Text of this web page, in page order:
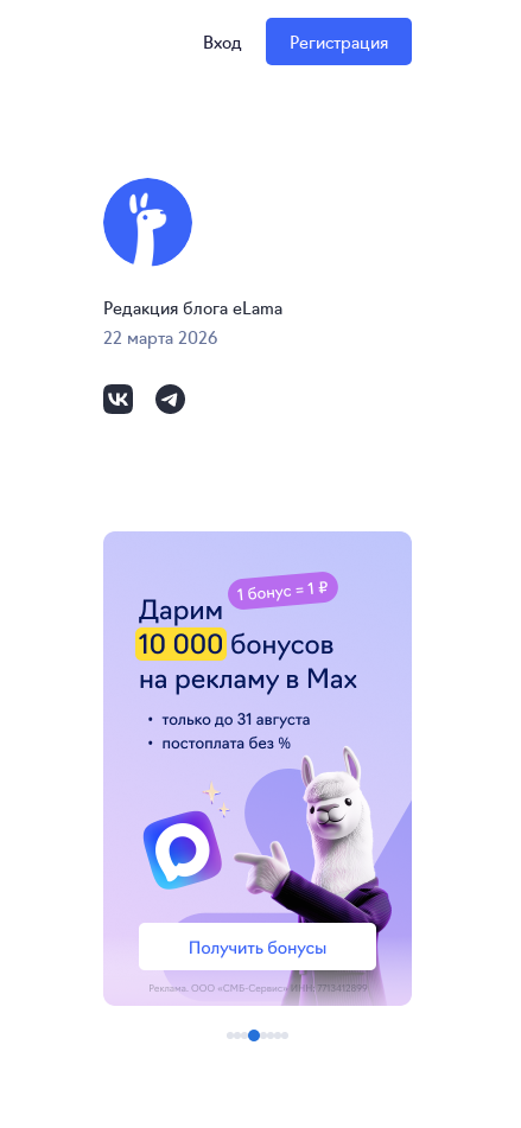
Вход Регистрация
Редакция блога eLama
22 марта 2026